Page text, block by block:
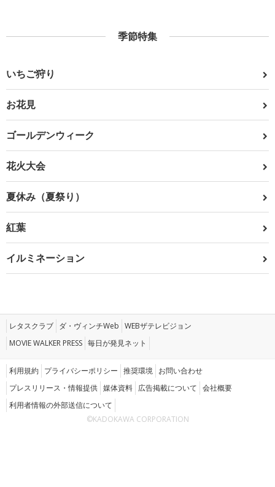
季節特集
いちご狩り
お花見
ゴールデンウィーク
花火大会
夏休み（夏祭り）
紅葉
イルミネーション
レタスクラブ ダ・ヴィンチWeb WEBザテレビジョン
MOVIE WALKER PRESS 毎日が発見ネット
利用規約 プライバシーポリシー 推奨環境 お問い合わせ
プレスリリース・情報提供 媒体資料 広告掲載について 会社概要
利用者情報の外部送信について
©KADOKAWA CORPORATION